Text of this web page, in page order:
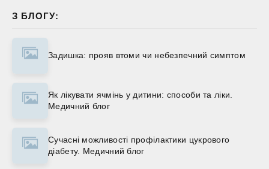
З БЛОГУ:
Задишка: прояв втоми чи небезпечний симптом
Як лікувати ячмінь у дитини: способи та ліки.
Медичний блог
Сучасні можливості профілактики цукрового
діабету. Медичний блог